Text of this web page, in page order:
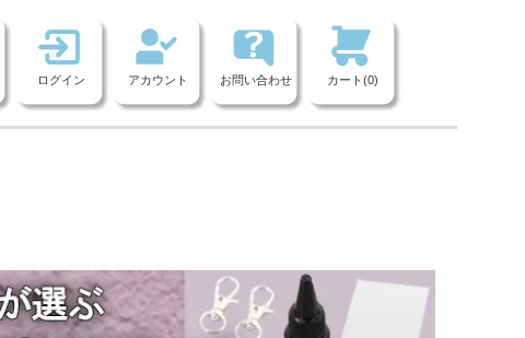
ログイン アカウント お問い合わせ カート(0)